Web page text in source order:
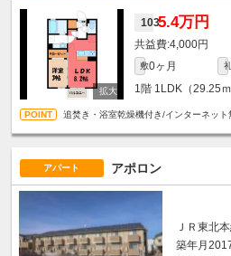
1035.4万円
4,000円
敷0ヶ月
1階 1LDK（29.25ｍ
追焚き・浴室乾燥機付き/インターネット
アパート アポロン
ＪＲ東北
築年月